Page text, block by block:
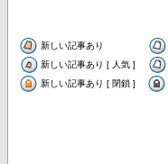
新しい記事あり
新しい記事あり [ 人気 ]
新しい記事あり [ 閉鎖 ]